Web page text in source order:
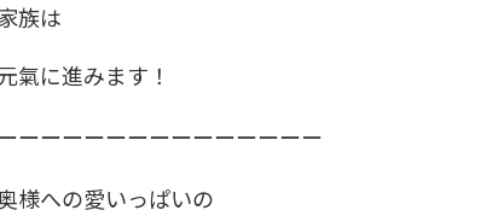
族は
氣に進みます！
ーーーーーーーーーーーーーー
様への愛いっぱいの